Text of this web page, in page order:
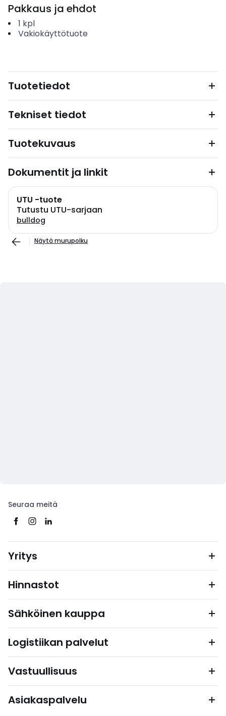
Pakkaus ja ehdot
1 kpl
Vakiokäyttötuote
Tuotetiedot
Tekniset tiedot
Tuotekuvaus
Dokumentit ja linkit
UTU -tuote
Tutustu UTU-sarjaan
bulldog
Näytä murupolku
Seuraa meitä
Yritys
Hinnastot
Sähköinen kauppa
Logistiikan palvelut
Vastuullisuus
Asiakaspalvelu